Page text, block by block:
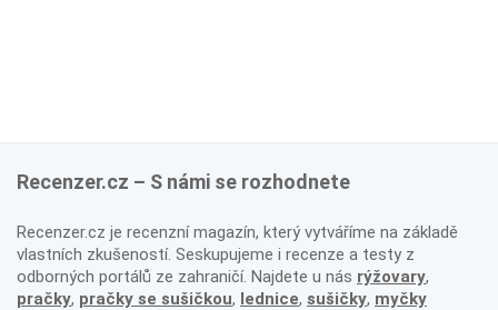
Recenzer.cz – S námi se rozhodnete
Recenzer.cz je recenzní magazín, který vytváříme na základě
vlastních zkušeností. Seskupujeme i recenze a testy z
odborných portálů ze zahraničí. Najdete u nás rýžovary,
pračky, pračky se sušičkou, lednice, sušičky, myčky